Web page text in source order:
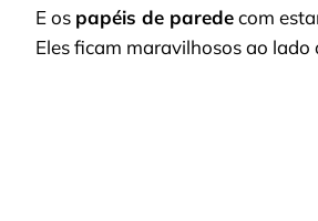
E os papéis de paredecom
Eles ficam maravilhosos ao lado